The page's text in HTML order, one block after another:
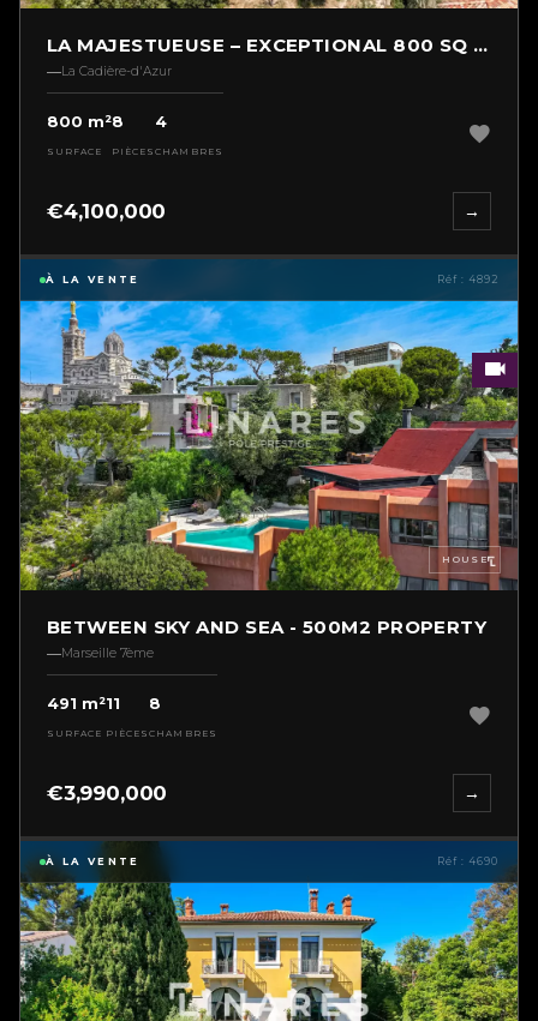
LA MAJESTUEUSE – EXCEPTIONAL 800 SQ M PROPERT
La Cadière-d'Azur
800 m²
SURFACE
8
PIÈCES
4
CHAMBRES
€4,100,000 →
À LA VENTE Réf : 4892
HOUSE
BETWEEN SKY AND SEA - 500M2 PROPERTY
Marseille 7ème
491 m²
SURFACE
11
PIÈCES
8
CHAMBRES
€3,990,000 →
À LA VENTE Réf : 4690